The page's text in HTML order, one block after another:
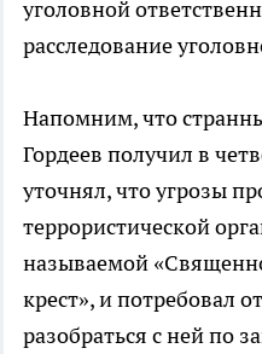
уголовной
расследование
Напомним, что
Гордеев получил в
уточнял, что угрозы
террористической
называемой
крест», и потребовал
разобраться с ней по